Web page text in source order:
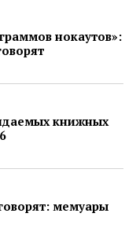
нокаутов»:
книжных
мемуары